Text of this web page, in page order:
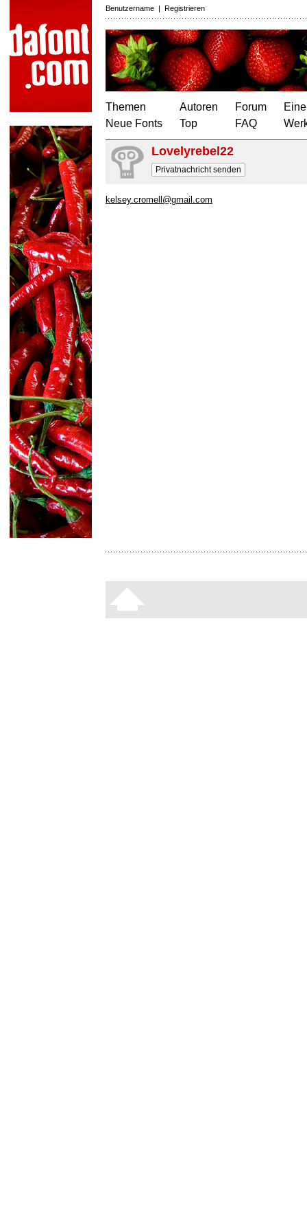
Benutzername | Registrieren
Themen
Neue Fonts
Autoren
Top
Forum
FAQ
Lovelyrebel22
Privatnachricht senden
kelsey.cromell@gmail.com